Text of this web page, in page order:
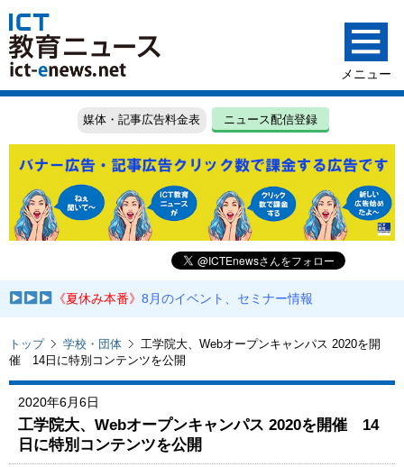
媒体・記事広告料金表 ニュース配信登録
《夏休み本番》8月のイベント、セミナー情報
トップ 学校・団体
工学院大、Webオープンキャンパス 2020を開
催 14日に特別コンテンツを公開
2020年6月6日
工学院大、Webオープンキャンパス 2020を開催 14
日に特別コンテンツを公開